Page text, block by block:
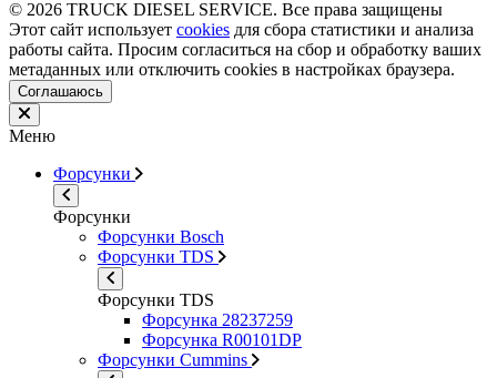
© 2026 TRUCK DIESEL SERVICE. Все права защищены
Этот сайт использует cookies для сбора статистики и анализа
работы сайта. Просим согласиться на сбор и обработку ваших
метаданных или отключить cookies в настройках браузера.
Соглашаюсь
Меню
Форсунки
Форсунки
Форсунки Bosch
Форсунки TDS
Форсунки TDS
Форсунка 28237259
Форсунка R00101DP
Форсунки Cummins